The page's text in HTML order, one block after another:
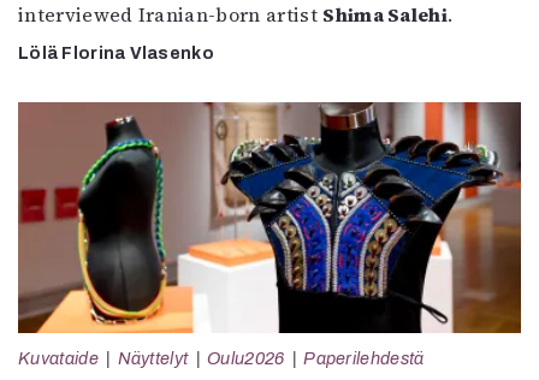
interviewed Iranian-born artist Shima Salehi.
Lölä Florina Vlasenko
Kuvataide Näyttelyt Oulu2026 Paperilehdestä